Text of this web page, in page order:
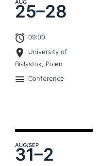
AUG
25–28
09:00
University of
Białystok, Polen
Conference
AUG/SEP
31–2